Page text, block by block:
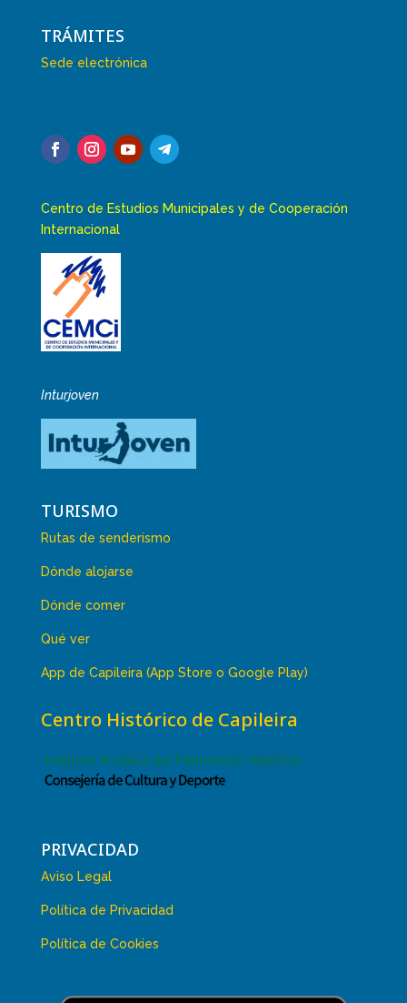
TRÁMITES
Sede electrónica
Centro de Estudios Municipales y de Cooperación
Internacional
Inturjoven
TURISMO
Rutas de senderismo
Dónde alojarse
Dónde comer
Qué ver
App de Capileira (App Store o Google Play)
Centro Histórico de Capileira
PRIVACIDAD
Aviso Legal
Política de Privacidad
Política de Cookies